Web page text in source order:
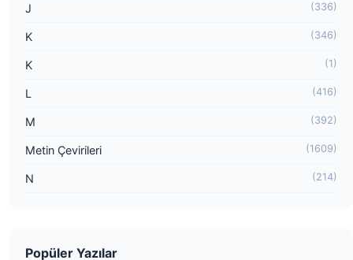
J (336)
K (346)
K (1)
L (416)
M (392)
Metin Çevirileri (1609)
N (214)
Popüler Yazılar